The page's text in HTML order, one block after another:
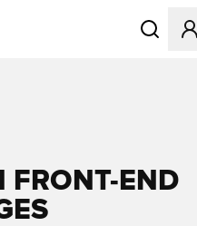
Åbner
FRONT-END